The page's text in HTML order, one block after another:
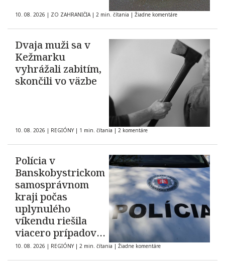
10. 08. 2026 | ZO ZAHRANIČIA | 2 min. čítania | Žiadne komentáre
Dvaja muži sa v
Kežmarku
vyhrážali zabitím,
skončili vo väzbe
10. 08. 2026 | REGIÓNY | 1 min. čítania | 2 komentáre
Polícia v
Banskobystrickom
samosprávnom
kraji počas
uplynulého
víkendu riešila
viacero prípadov
domáceho násilia
10. 08. 2026 | REGIÓNY | 2 min. čítania | Žiadne komentáre